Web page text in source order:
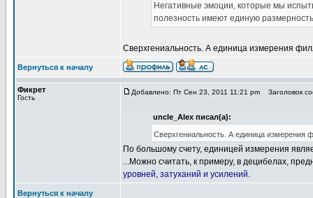
Негативные эмоции, которые мы
полезность имеют единую
Сверхгениальность. А единица измерения
Вернуться к началу
Фикрет
Гость
Добавлено: Пт Сен 23, 2011 11:21 pm Заголовок
uncle_Alex писал(а):
Сверхгениальность. А единица измерения
По большому счету, единицей измерения
...Можно считать, к примеру, в децибелах,
уровней, затуханий и усилений.
Вернуться к началу